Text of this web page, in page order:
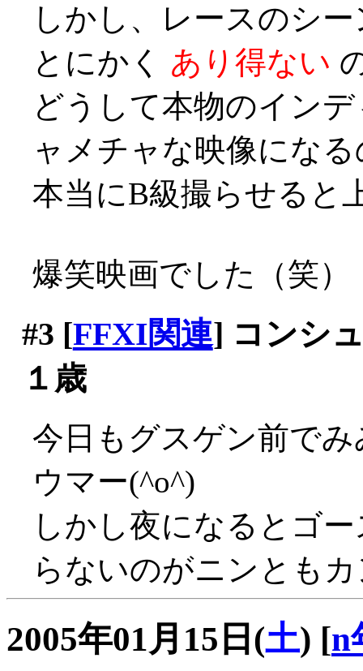
しかし、レースのシ
とにかく あり得ない
どうして本物のイン
ャメチャな映像にな
本当にB級撮らせると
爆笑映画でした（笑）
#3 [FFXI関連] コンシ
１歳
今日もグスゲン前で
ウマー(^o^)
しかし夜になるとゴ
らないのがニンとも
2005年01月15日(土) [n